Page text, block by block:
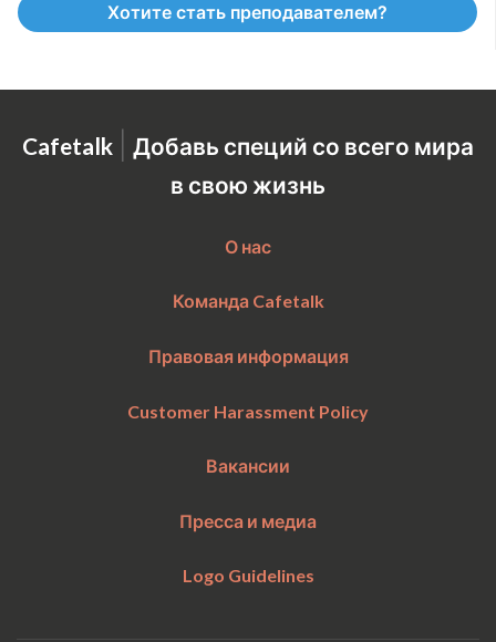
Хотите стать преподавателем?
Cafetalk | Добавь специй со всего мира
в свою жизнь
О нас
Команда Cafetalk
Правовая информация
Customer Harassment Policy
Вакансии
Пресса и медиа
Logo Guidelines